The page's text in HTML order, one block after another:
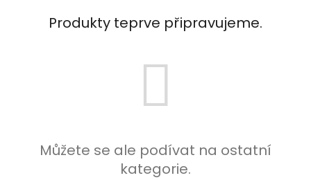
Produkty teprve připravujeme.
Můžete se ale podívat na ostatní
kategorie.